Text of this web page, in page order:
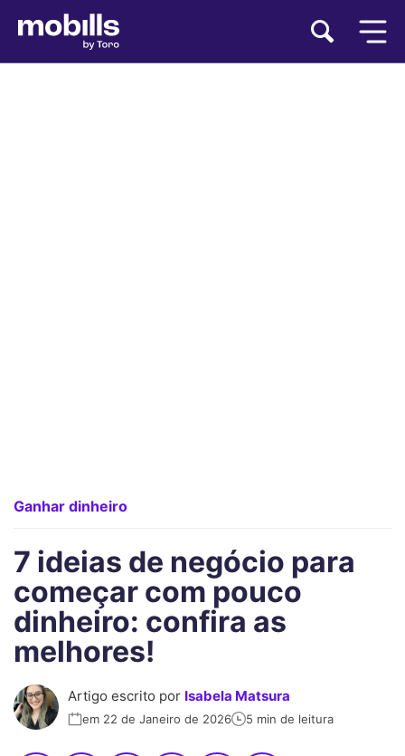
Ganhar dinheiro
7 ideias de negócio para
começar com pouco
dinheiro: confira as
melhores!
Artigo escrito por Isabela Matsura
em 22 de Janeiro de 2026 5 min de leitura